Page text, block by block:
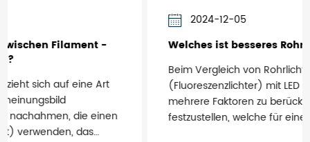
Welches ist besseres Rohrlicht oder LED?
Beim Vergleich von Rohrlichtern
(Fluoreszenzlichter) mit LED -Leuchten sind
mehrere Faktoren zu berücksichtigen, um
festzustellen, welche für eine bestimmte
Anwendung besser ist. Hier ist ein Vergl...